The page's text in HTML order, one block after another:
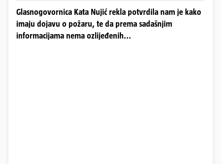
Glasnogovornica Kata Nujić rekla potvrdila nam je kako
imaju dojavu o požaru, te da prema sadašnjim
informacijama nema ozlijeđenih...